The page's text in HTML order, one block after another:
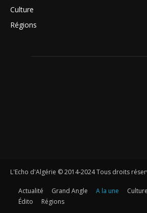
Culture
Régions
L'Echo d'Algérie © 2014-2024 Tous droits
Actualité Grand Angle A la une Culture
Édito
Régions